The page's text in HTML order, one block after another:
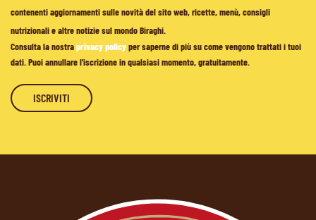
contenenti aggiornamenti sulle novità del sito web, ricette, menù, consigli
nutrizionali e altre notizie sul mondo Biraghi.
Consulta la nostraprivacy policyper saperne di più su come vengono trattati i tuoi
dati. Puoi annullare l'iscrizione in qualsiasi momento, gratuitamente.